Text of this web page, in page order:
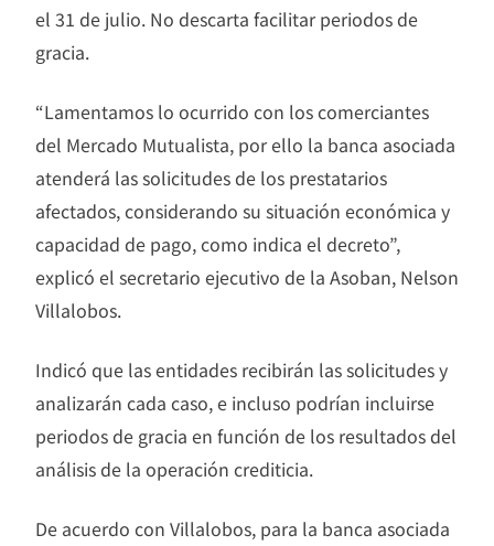
el 31 de julio. No descarta facilitar periodos de
gracia.
“Lamentamos lo ocurrido con los comerciantes
del Mercado Mutualista, por ello la banca asociada
atenderá las solicitudes de los prestatarios
afectados, considerando su situación económica y
capacidad de pago, como indica el decreto”,
explicó el secretario ejecutivo de la Asoban, Nelson
Villalobos.
Indicó que las entidades recibirán las solicitudes y
analizarán cada caso, e incluso podrían incluirse
periodos de gracia en función de los resultados del
análisis de la operación crediticia.
De acuerdo con Villalobos, para la banca asociada